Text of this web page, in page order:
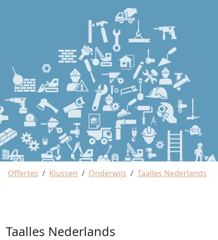
Offertes Klussen Onderwijs Taalles Nederlands
Taalles Nederlands